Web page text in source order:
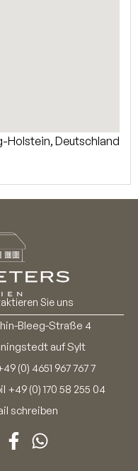
Holstein, Deutschland
Sie uns
Bleeg-Straße 4
auf Sylt
(0) 4651 967 767 7
+49 (0) 170 58 255 04
schreiben